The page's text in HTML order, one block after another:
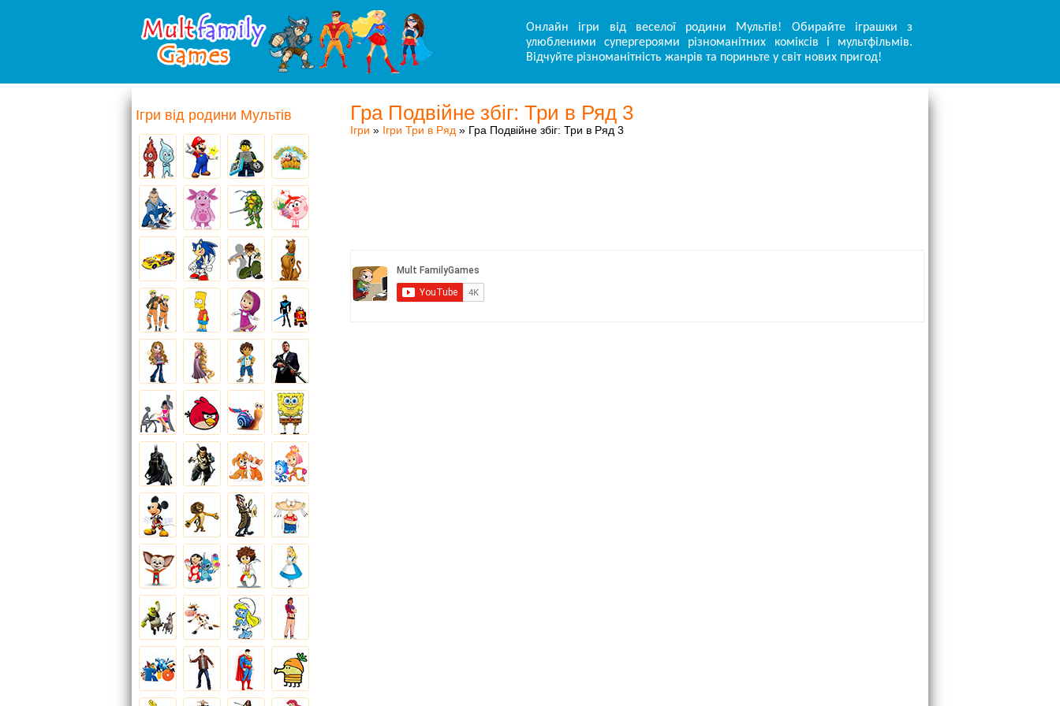
Онлайн ігри від веселої родини Мультів! Обирайте іграшки з
улюбленими супергероями різноманітних коміксів і мультфільмів.
Відчуйте різноманітність жанрів та пориньте у світ нових пригод!
Гра Подвійне збіг: Три в Ряд 3
Ігри » Ігри Три в Ряд » Гра Подвійне збіг: Три в Ряд 3
Ігри від родини Мультів